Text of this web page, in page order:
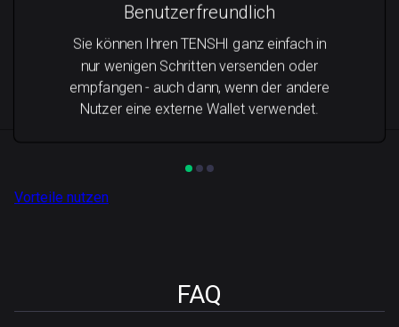
Benutzerfreundlich
Sie können Ihren TENSHI ganz einfach in
nur wenigen Schritten versenden oder
empfangen - auch dann, wenn der andere
Nutzer eine externe Wallet verwendet.
Vorteile nutzen
FAQ